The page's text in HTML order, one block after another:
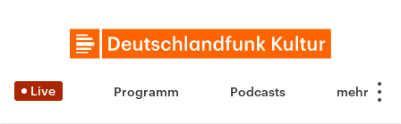
Live Programm Podcasts